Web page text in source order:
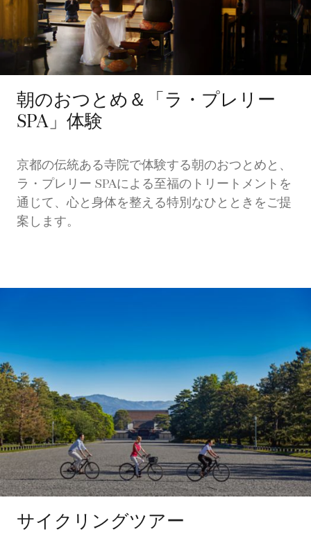
朝のおつとめ＆「ラ・プレリー
SPA」体験
京都の伝統ある寺院で体験する朝のおつとめと、
ラ・プレリー SPAによる至福のトリートメントを
通じて、心と身体を整える特別なひとときをご提
案します。
サイクリングツアー